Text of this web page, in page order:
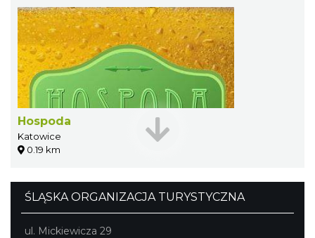
Hospoda
Katowice
0.19 km
ŚLĄSKA ORGANIZACJA TURYSTYCZNA
ul. Mickiewicza 29